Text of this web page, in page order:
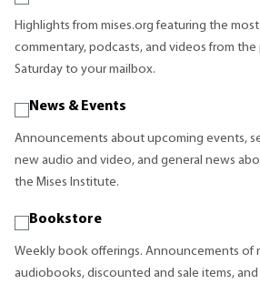
Highlights from mises.org featuring the
commentary, podcasts, and videos from
Saturday to your mailbox.
News & Events
Announcements about upcoming events,
new audio and video, and general news
the Mises Institute.
Bookstore
Weekly book offerings. Announcements of
audiobooks, discounted and sale items,